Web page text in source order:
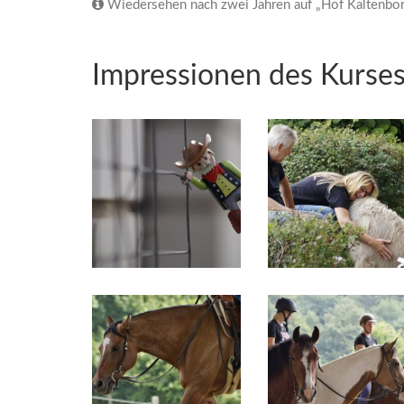
Wiedersehen nach zwei Jahren auf „Hof
Impressionen des